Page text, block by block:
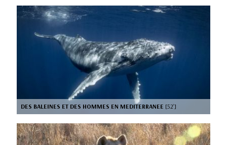
DES BALEINES ET DES HOMMES EN MEDITERRANEE [52’]